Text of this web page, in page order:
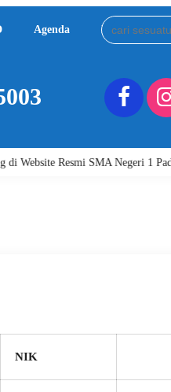
Agenda Download
Resmi SMA Negeri 1 Padang.
NIK